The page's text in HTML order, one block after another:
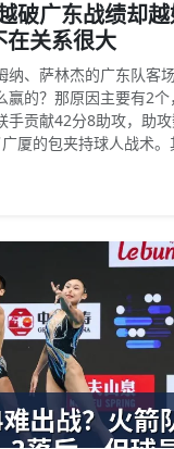
破广东战绩却越
在关系很大
纳、萨林杰的广东队客
赢的？那原因主要有2
手贡献42分8助攻，助
厦的包夹持球人战术